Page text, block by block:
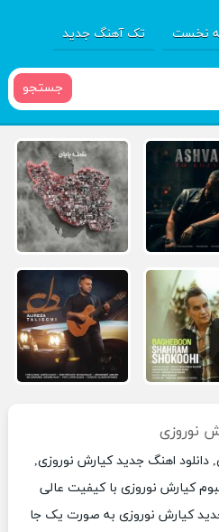
نخست تک آهنگ جدید
جستجو
نوروزی
دانلود اهنگ جدید کیارش نوروزی,
کیارش نوروزی با کیفیت عالی
کیارش نوروزی به صورت یک جا